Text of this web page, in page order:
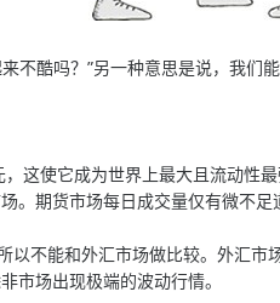
酷吗？”另一种意思是说，我们
使它成为世界上最大且流动性
。期货市场每日成交量仅有微不
不能和外汇市场做比较。外汇市
市场出现极端的波动行情。